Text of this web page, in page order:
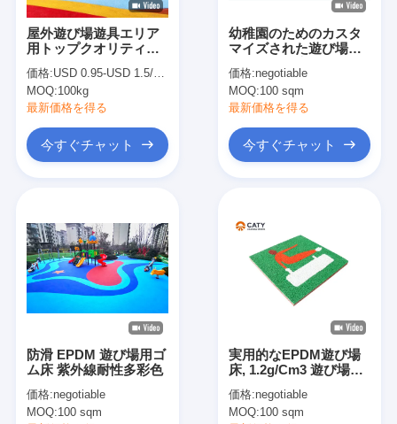
屋外遊び場遊具エリア
用トップクオリティ
引きトラック表面、遊
び場安全床材
価格:USD 0.95-USD 1.5/KG
MOQ:100kg
最新価格を得る
今すぐチャット
幼稚園のためのカスタ
マイズされた遊び場ス
価格:negotiable
MOQ:100 sqm
最新価格を得る
今すぐチャット
防滑 EPDM 遊び場用ゴ
ム床 紫外線耐性多彩色
価格:negotiable
MOQ:100 sqm
実用的なEPDM遊び場
床, 1.2g/Cm3 遊び場の
価格:negotiable
MOQ:100 sqm